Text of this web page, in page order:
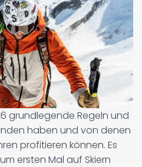
grundlegende Regeln und
haben und von denen
profitieren können. Es
ersten Mal auf Skiern